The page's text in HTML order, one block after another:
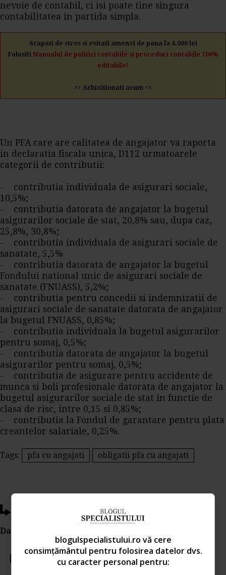
nevoie de contabil, ci isi poate tine singura
contabilitatea in partida simpla.
Scapati de stres si evitati amenzi de pana la 4.000 lei
Folositi Manualul de politici contabile si proceduri contabile 100%
editabile!
>> Achizitionati acum <<
Un PFA care are calitatea de angajator va raporta
in declaratia fiscala unica, D112 urmatoarele
categorii de contributii:
- contributia individuala de asigurari sociale,
10,5%;
- contributia datorata de angajator la bugetul
asigurarilor sociale de stat, 20,8% sau, dupa caz,
25,8%, 30,8%;
- contributia individuala de asigurari sociale de
sanatate, 5,5%
- contributia datorata de angajator la bugetul
Fondului national unic de asigurari sociale de
sanatate (FNUASS), 5,2%;
- contributia pentru concedii si indemnizatii de
asigurari sociale de sanatate datorata de angajator
la bugetul FNUASS, 0,85%;
- contributia individuala la bugetul asigurarilor
pentru somaj, 0,5%;
- contributia datorata de angajator la bugetul
asigurarilor pentru somaj, 0,5%;
- contributia de asigurare pentru accidente de
munca si boli profesionale datorata de angajator la
bugetul asigurarilor sociale de stat in functie de
clasa de risc, intre 0,15 si 0,85%;
- contributia la Fondul de garantare pentru plata
creantelor salariale, 0,25%.
Tags: pfa cu angajati obligatii pfa cu angajati
Ti-a placut acest articol?
Da Like, Printeaza sau trimite pe Email!
Votati articolul
blogulspecialistului.ro vă cere
consimțământul pentru folosirea datelor dvs.
cu caracter personal pentru: